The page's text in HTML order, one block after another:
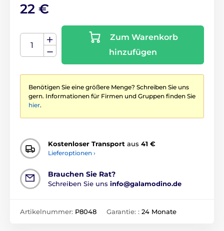
22 €
Zum Warenkorb
hinzufügen
Benötigen Sie eine größere Menge? Schreiben Sie uns
gern. Informationen für Firmen und Gruppen finden Sie
hier.
Kostenloser Transport aus 41 €
Lieferoptionen ›
Brauchen Sie Rat?
Schreiben Sie uns info@galamodino.de
Artikelnummer: P8048 Garantie: : 24 Monate